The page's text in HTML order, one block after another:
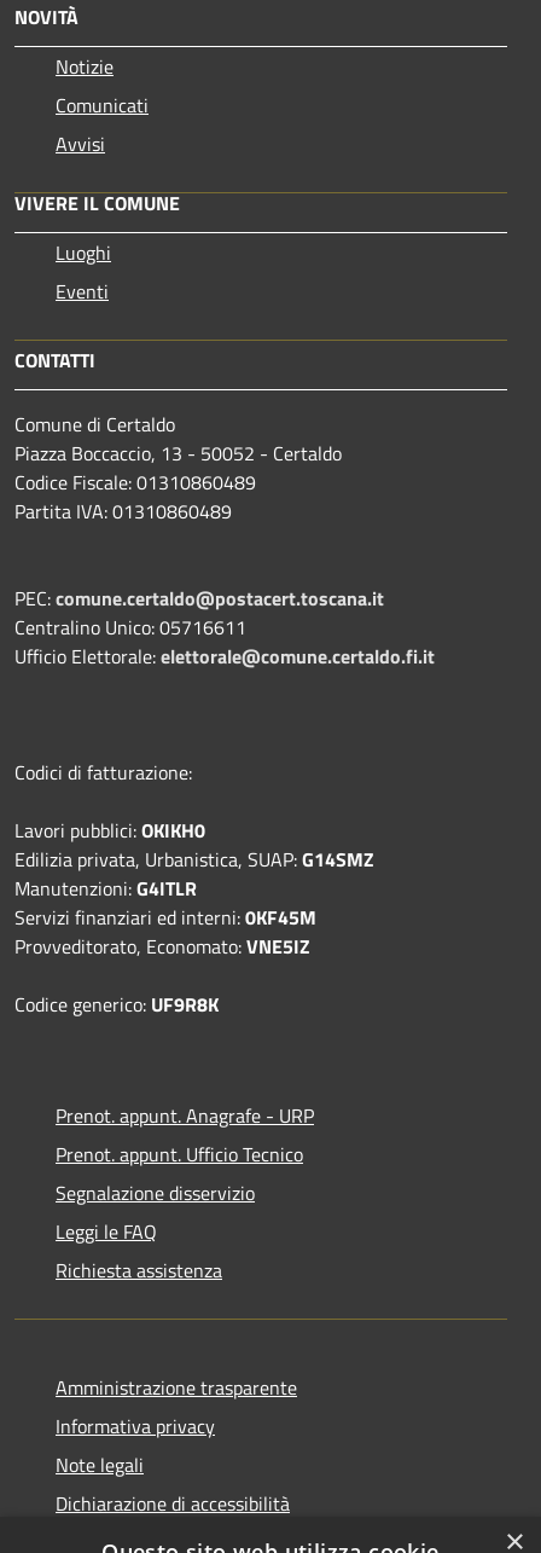
NOVITÀ
Notizie
Comunicati
Avvisi
VIVERE IL COMUNE
Luoghi
Eventi
CONTATTI
Comune di Certaldo
Piazza Boccaccio, 13 - 50052 - Certaldo
Codice Fiscale: 01310860489
Partita IVA: 01310860489
PEC:comune.certaldo@postacert.toscana.it
Centralino Unico: 05716611
Ufficio Elettorale:elettorale@comune.certaldo.fi.it
Codici di fatturazione:
Lavori pubblici:OKIKH0
Edilizia privata, Urbanistica, SUAP:G14SMZ
Manutenzioni:G4ITLR
Servizi finanziari ed interni:0KF45M
Provveditorato, Economato:VNE5IZ
Codice generico: UF9R8K
Prenot. appunt. Anagrafe - URP
Prenot. appunt. Ufficio Tecnico
Segnalazione disservizio
Leggi le FAQ
Richiesta assistenza
Amministrazione trasparente
Informativa privacy
Note legali
Dichiarazione di accessibilità
Whistleblowing
×